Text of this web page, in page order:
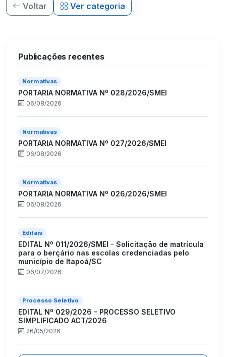
Voltar Ver categoria
Publicações recentes
Normativas
PORTARIA NORMATIVA Nº 028/2026/SMEI
06/08/2026
Normativas
PORTARIA NORMATIVA Nº 027/2026/SMEI
06/08/2026
Normativas
PORTARIA NORMATIVA Nº 026/2026/SMEI
06/08/2026
Editais
EDITAL Nº 011/2026/SMEI - Solicitação de matrícula
para o berçário nas escolas credenciadas pelo
município de Itapoá/SC
06/07/2026
Processo Seletivo
EDITAL Nº 029/2026 - PROCESSO SELETIVO
SIMPLIFICADO ACT/2026
26/05/2026